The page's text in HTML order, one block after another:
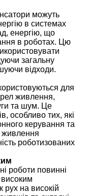
можуть
в системах
енергію, що
в роботах. Цю
загальну
відходи.
для
живлення,
та шум. Це
особливо тих, які
керування та
живлення
роботизованих
роботи повинні
високим
на високій